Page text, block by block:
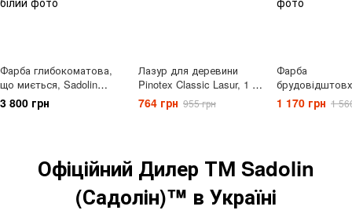
Фарба глибокоматова,
що миється, Sadolin
Ambiance Royal, 2,5 л,
білий
3 800 грн
Лазур для деревини
Pinotex Classic Lasur, 1 л,
безбарвний, матовий
764 грн 955 грн
Фарба
акрилова
EasyCare, 1 л,
1 170 грн 1
Офіційний Дилер ТМ Sadolin
(Садолін)™ в Україні